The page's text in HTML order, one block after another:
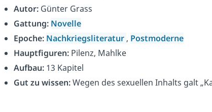
Autor: Günter Grass
Gattung: Novelle
Epoche: Nachkriegsliteratur , Postmoderne
Hauptfiguren: Pilenz, Mahlke
Aufbau: 13 Kapitel
Gut zu wissen:Wegen des sexuellen Inhalts galt